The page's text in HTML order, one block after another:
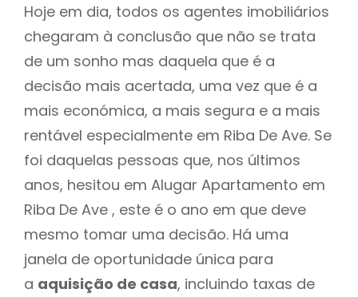
Hoje em dia, todos os agentes imobiliários
chegaram à conclusão que não se trata
de um sonho mas daquela que é a
decisão mais acertada, uma vez que é a
mais económica, a mais segura e a mais
rentável especialmente em Riba De Ave. Se
foi daquelas pessoas que, nos últimos
anos, hesitou em Alugar Apartamento em
Riba De Ave , este é o ano em que deve
mesmo tomar uma decisão. Há uma
janela de oportunidade única para
a aquisição de casa, incluindo taxas de